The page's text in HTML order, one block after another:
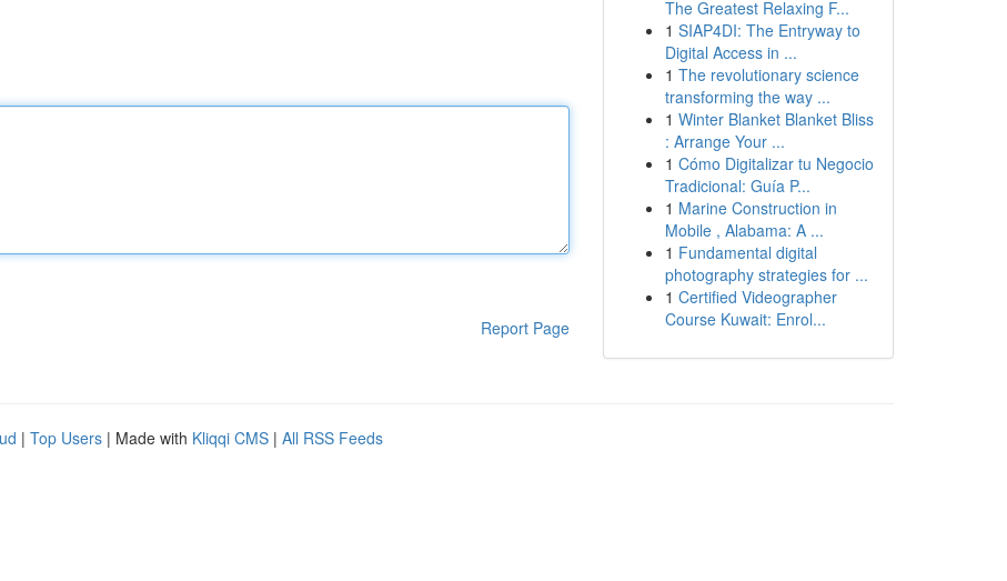
Report Page
The Greatest Relaxing F...
1 SIAP4DI: The Entryway to
Digital Access in ...
1 The revolutionary science
transforming the way ...
1 Winter Blanket Blanket Bliss
: Arrange Your ...
1 Cómo Digitalizar tu Negocio
Tradicional: Guía P...
1 Marine Construction in
Mobile , Alabama: A ...
1 Fundamental digital
photography strategies for ...
1 Certified Videographer
Course Kuwait: Enrol...
| Top Users | Made with Kliqqi CMS | All RSS Feeds